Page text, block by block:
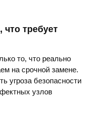
что требует
то, что реально
на срочной замене.
угроза безопасности
узлов